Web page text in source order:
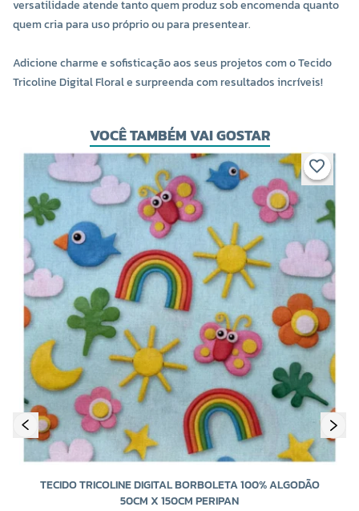
versatilidade atende tanto quem produz sob encomenda quanto
quem cria para uso próprio ou para presentear.
Adicione charme e sofisticação aos seus projetos com o Tecido
Tricoline Digital Floral e surpreenda com resultados incríveis!
VOCÊ TAMBÉM VAI GOSTAR
TECIDO TRICOLINE DIGITAL BORBOLETA 100% ALGODÃO
50CM X 150CM PERIPAN